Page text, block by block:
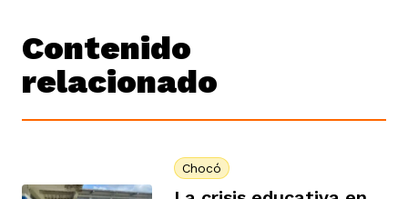
Contenido
relacionado
Chocó